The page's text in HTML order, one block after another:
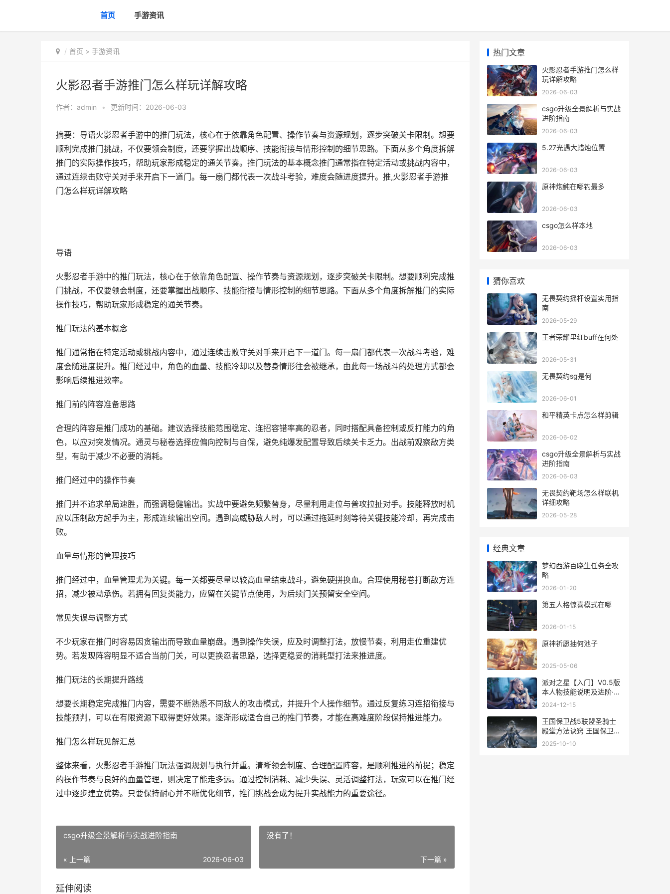
首页 手游资讯
首页 > 手游资讯
火影忍者手游推门怎么样玩详解攻略
作者： admin • 更新时间：2026-06-03
摘要：导语火影忍者手游中的推门玩法，核心在于依靠角色配置、操作节奏与资源规划，逐步突破关卡限制。想要
顺利完成推门挑战，不仅要领会制度，还要掌握出战顺序、技能衔接与情形控制的细节思路。下面从多个角度拆解
推门的实际操作技巧，帮助玩家形成稳定的通关节奏。推门玩法的基本概念推门通常指在特定活动或挑战内容中，
通过连续击败守关对手来开启下一道门。每一扇门都代表一次战斗考验，难度会随进度提升。推,火影忍者手游推
门怎么样玩详解攻略
导语
火影忍者手游中的推门玩法，核心在于依靠角色配置、操作节奏与资源规划，逐步突破关卡限制。想要顺利完成推
门挑战，不仅要领会制度，还要掌握出战顺序、技能衔接与情形控制的细节思路。下面从多个角度拆解推门的实际
操作技巧，帮助玩家形成稳定的通关节奏。
推门玩法的基本概念
推门通常指在特定活动或挑战内容中，通过连续击败守关对手来开启下一道门。每一扇门都代表一次战斗考验，难
度会随进度提升。推门经过中，角色的血量、技能冷却以及替身情形往会被继承，由此每一场战斗的处理方式都会
影响后续推进效率。
推门前的阵容准备思路
合理的阵容是推门成功的基础。建议选择技能范围稳定、连招容错率高的忍者，同时搭配具备控制或反打能力的角
色，以应对突发情况。通灵与秘卷选择应偏向控制与自保，避免纯爆发配置导致后续关卡乏力。出战前观察敌方类
型，有助于减少不必要的消耗。
推门经过中的操作节奏
推门并不追求单局速胜，而强调稳健输出。实战中要避免频繁替身，尽量利用走位与普攻拉扯对手。技能释放时机
应以压制敌方起手为主，形成连续输出空间。遇到高威胁敌人时，可以通过拖延时刻等待关键技能冷却，再完成击
败。
血量与情形的管理技巧
推门经过中，血量管理尤为关键。每一关都要尽量以较高血量结束战斗，避免硬拼换血。合理使用秘卷打断敌方连
招，减少被动承伤。若拥有回复类能力，应留在关键节点使用，为后续门关预留安全空间。
常见失误与调整方式
不少玩家在推门时容易因贪输出而导致血量崩盘。遇到操作失误，应及时调整打法，放慢节奏，利用走位重建优
势。若发现阵容明显不适合当前门关，可以更换忍者思路，选择更稳妥的消耗型打法来推进度。
推门玩法的长期提升路线
想要长期稳定完成推门内容，需要不断熟悉不同敌人的攻击模式，并提升个人操作细节。通过反复练习连招衔接与
技能预判，可以在有限资源下取得更好效果。逐渐形成适合自己的推门节奏，才能在高难度阶段保持推进能力。
推门怎么样玩见解汇总
整体来看，火影忍者手游推门玩法强调规划与执行并重。清晰领会制度、合理配置阵容，是顺利推进的前提；稳定
的操作节奏与良好的血量管理，则决定了能走多远。通过控制消耗、减少失误、灵活调整打法，玩家可以在推门经
过中逐步建立优势。只要保持耐心并不断优化细节，推门挑战会成为提升实战能力的重要途径。
csgo升级全景解析与实战进阶指南
« 上一篇 2026-06-03
没有了！
下一篇 »
延伸阅读
热门文章
火影忍者手游推门怎么样
玩详解攻略
2026-06-03
csgo升级全景解析与实战
进阶指南
2026-06-03
5.27光遇大蜡烛位置
2026-06-03
原神炮鲀在哪钓最多
2026-06-03
csgo怎么样本地
2026-06-03
猜你喜欢
无畏契约摇杆设置实用指
南
2026-05-29
王者荣耀里红buff在何处
2026-05-31
无畏契约sg是何
2026-06-01
和平精英卡点怎么样剪辑
2026-06-02
csgo升级全景解析与实战
进阶指南
2026-06-03
无畏契约靶场怎么样联机
详细攻略
2026-05-28
经典文章
梦幻西游百晓生任务全攻
略
2026-01-20
第五人格惊喜模式在哪
2026-01-15
原神祈愿抽何池子
2025-05-06
派对之星【入门】V0.5版
本人物技能说明及进阶·白
雪篇 派对之星有什么用
2024-12-15
王国保卫战5联盟圣骑士
殿堂方法诀窍 王国保卫战
5联盟最新版
2025-10-10